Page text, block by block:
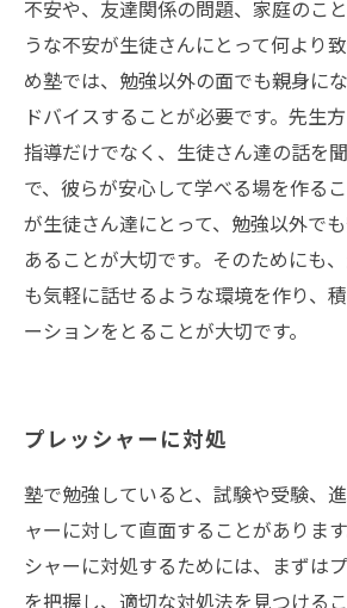
不安や、友達関係の問題、家庭のこ
うな不安が生徒さんにとって何より
め塾では、勉強以外の面でも親身に
ドバイスすることが必要です。先生
指導だけでなく、生徒さん達の話を
で、彼らが安心して学べる場を作る
が生徒さん達にとって、勉強以外で
あることが大切です。そのためにも
も気軽に話せるような環境を作り、
ーションをとることが大切です。
プレッシャーに対処
塾で勉強していると、試験や受験、
ャーに対して直面することがありま
シャーに対処するためには、まずは
を把握し、適切な対処法を見つける